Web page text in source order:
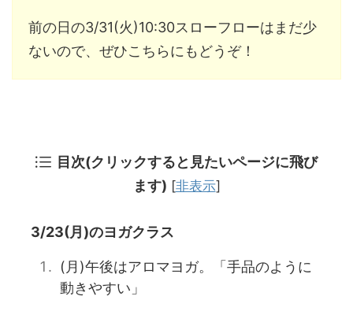
前の日の3/31(火)10:30スローフローはまだ少
ないので、ぜひこちらにもどうぞ！
目次(クリックすると見たいページに飛び
ます) [非表示]
3/23(月)のヨガクラス
(月)午後はアロマヨガ。「手品のように
動きやすい」